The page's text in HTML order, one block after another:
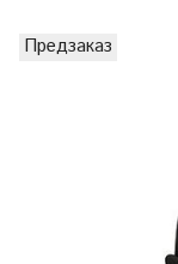
Предзаказ